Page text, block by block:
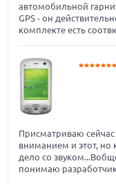
автомобильной
GPS - он
комплекте есть
Присматриваю
вниманием и этот, но
дело со
понимаю